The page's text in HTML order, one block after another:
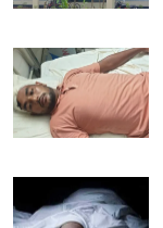
g
a
t
i